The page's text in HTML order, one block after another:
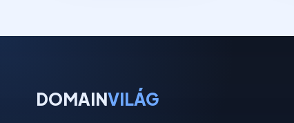
DOMAINVILÁG